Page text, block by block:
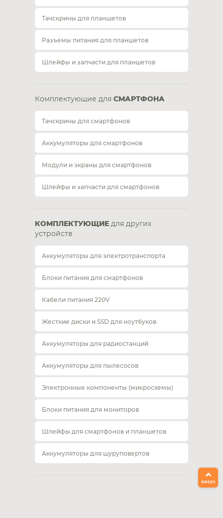
Тачскрины для планшетов
Разъемы питания для планшетов
Шлейфы и запчасти для планшетов
Комплектующие для СМАРТФОНА
Тачскрины для смартфонов
Аккумуляторы для смартфонов
Модули и экраны для смартфонов
Шлейфы и запчасти для смартфонов
КОМПЛЕКТУЮЩИЕ для других
устройств
Аккумуляторы для электротранспорта
Блоки питания для смартфонов
Кабели питания 220V
Жесткие диски и SSD для ноутбуков
Аккумуляторы для радиостанций
Аккумуляторы для пылесосов
Электронные компоненты (микросхемы)
Блоки питания для мониторов
Шлейфы для смартфонов и планшетов
Аккумуляторы для шуруповертов
вверх